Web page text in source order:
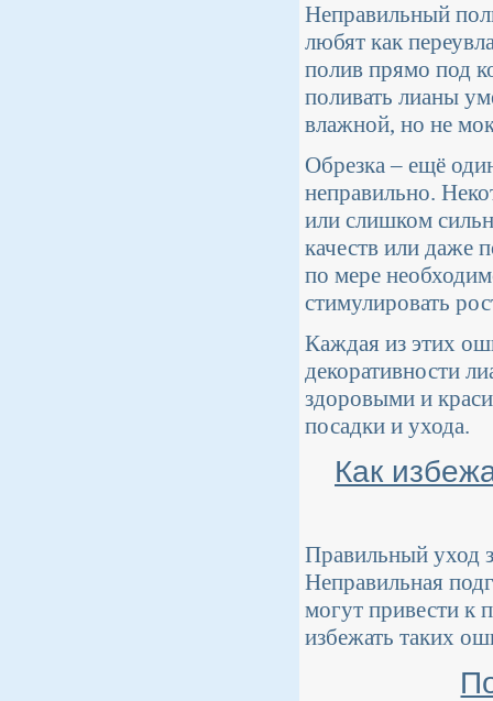
Неправильный
любят как
полив прямо под
поливать лианы
влажной, но не
Обрезка – ещё
неправильно.
или слишком
качеств или даже
по мере
стимулировать
Каждая из этих
декоративности
здоровыми и
посадки и ухода.
Как
Правильный уход
Неправильная
могут привести к
избежать таких